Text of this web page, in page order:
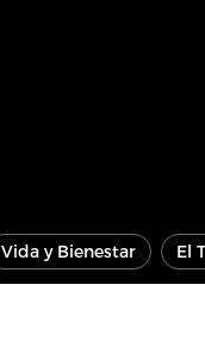
Vida y Bienestar El